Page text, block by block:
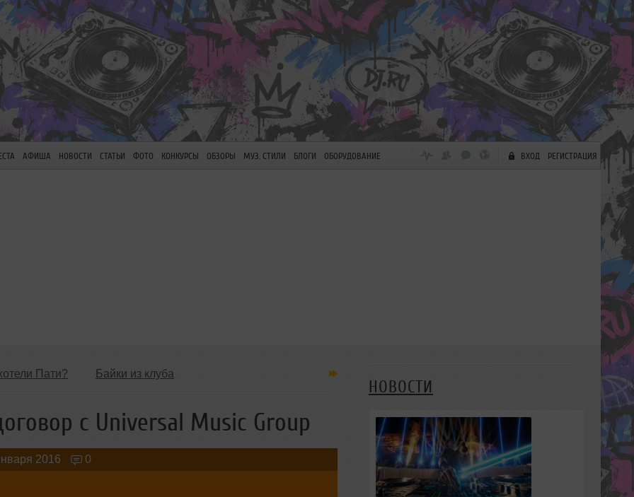
АФИША НОВОСТИ СТАТЬИ ФОТО КОНКУРСЫ ОБЗОРЫ МУЗ. СТИЛИ БЛОГИ ОБОРУДОВАНИЕ ВХОД РЕГИСТРАЦИЯ
Пати? Байки из клуба
Обзоры Вечеринок и Клубов Новые лица
с Universal Music Group
2016 0
НОВОСТИ